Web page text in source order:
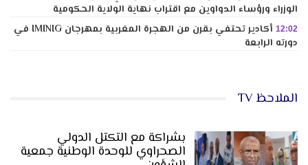
الوزراء ورؤساء الدواوين مع اقتراب نهاية الولاية الحكومية
12:02
أكادير تحتفي بقرن من الهجرة المغربية بمهرجان IMINIG في
دورته الرابعة
الملاحظ TV
بشراكة مع التكتل الدولي
الصحراوي للوحدة الوطنية جمعية